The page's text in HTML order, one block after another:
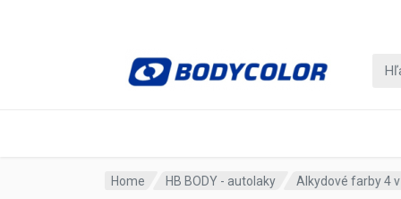
Home HB BODY - autolaky Alkydové farby 4